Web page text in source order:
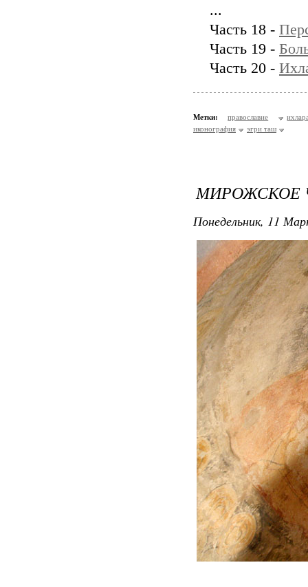
...
Часть 18 -
Часть 19 -
Часть 20 -
Метки: православие
иконография
эгри таш
МИРОЖСКОЕ
Понедельник, 11